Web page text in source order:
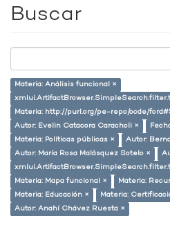
Buscar
Materia: Análisis funcional ×
Materia: http://purl.org/pe-repo/ocde/
Autor: Evelin Catacora Caracholi ×
Materia: Políticas públicas ×
Autor:
Autor: María Rosa Malásquez Sotelo ×
Materia: Mapa funcional ×
Materia:
Materia: Educación ×
Materia:
Autor: Anahí Chávez Ruesta ×